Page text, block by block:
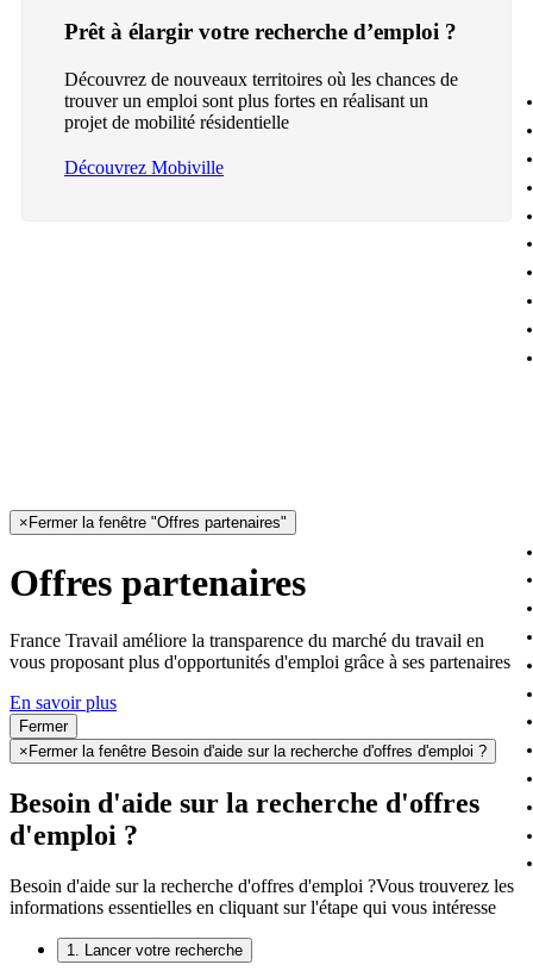
Prêt à élargir votre recherche d’emploi ?
Découvrez de nouveaux territoires où les chances de
trouver un emploi sont plus fortes en réalisant un
projet de mobilité résidentielle
Découvrez Mobiville
× Fermer la fenêtre "Offres partenaires"
Offres partenaires
France Travail améliore la transparence du marché du travail en
vous proposant plus d'opportunités d'emploi grâce à ses partenaires
En savoir plus
Fermer
× Fermer la fenêtre Besoin d'aide sur la recherche d'offres d'emploi ?
Besoin d'aide sur la recherche d'offres
d'emploi ?
Besoin d'aide sur la recherche d'offres d'emploi ?Vous trouverez les
informations essentielles en cliquant sur l'étape qui vous intéresse
1. Lancer votre recherche